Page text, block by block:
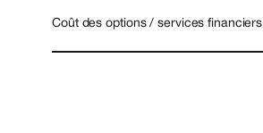
Coût des options / services financiers